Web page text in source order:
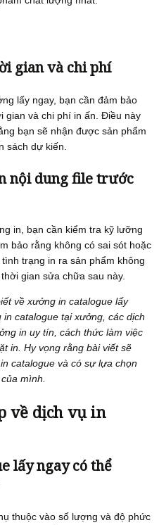
gian và chi phí
lấy ngay, bạn cần đảm bảo
gian và chi phí in ấn. Điều này
bạn sẽ nhận được sản phẩm
sách dự kiến.
nội dung file trước
in, bạn cần kiểm tra kỹ lưỡng
bảo rằng không có sai sót hoặc
trạng in ra sản phẩm không
gian sửa chữa sau này.
về xưởng in catalogue lấy
catalogue tại xưởng, các dịch
in uy tín, cách thức làm việc
in. Hy vọng rằng bài viết sẽ
catalogue và có sự lựa chọn
mình.
về dịch vụ in
lấy ngay có thể
thuộc vào số lượng và độ phức